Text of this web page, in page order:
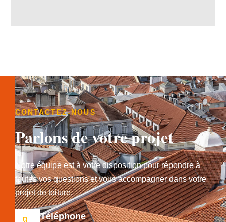
CONTACTEZ-NOUS
Parlons de votre projet
Notre équipe est à votre disposition pour répondre à
toutes vos questions et vous accompagner dans votre
projet de toiture.
Téléphone